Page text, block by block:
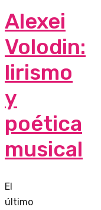
Alexei
Volodin:
lirismo
y
poética
musical
El
último